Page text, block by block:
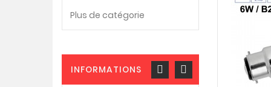
Plus de catégorie
INFORMATIONS